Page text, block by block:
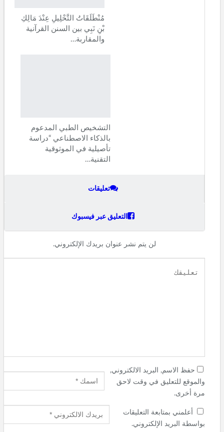
مُنْطَلَقَاتُ التَّحْلِيلِ عِنْدَ مَالِكِ
بْنِ نَبِي بين السنن القرآنية
والمقاربة…
التشخيص الطبي المدعوم
بالذكاء الاصطناعي “دراسة
تأصيلية في الموثوقية
التقنية…
تعليقات
التعليق عبر فيسبوك
لن يتم نشر عنوان بريدك الإلكتروني.
حفظ الاسم, البريد الالكتروني,
والموقع للتعليق في وقت لاحق
مرة أخرى.
أعلمني بمتابعة التعليقات
بواسطة البريد الإلكتروني.